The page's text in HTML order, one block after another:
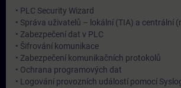
• PLC Security Wizard
• Správa uživatelů – lokální (TIA) a centrální
• Zabezpečení dat v PLC
• Šifrování komunikace
• Zabezpečení komunikačních protokolů
• Ochrana programových dat
• Logování provozních událostí pomocí